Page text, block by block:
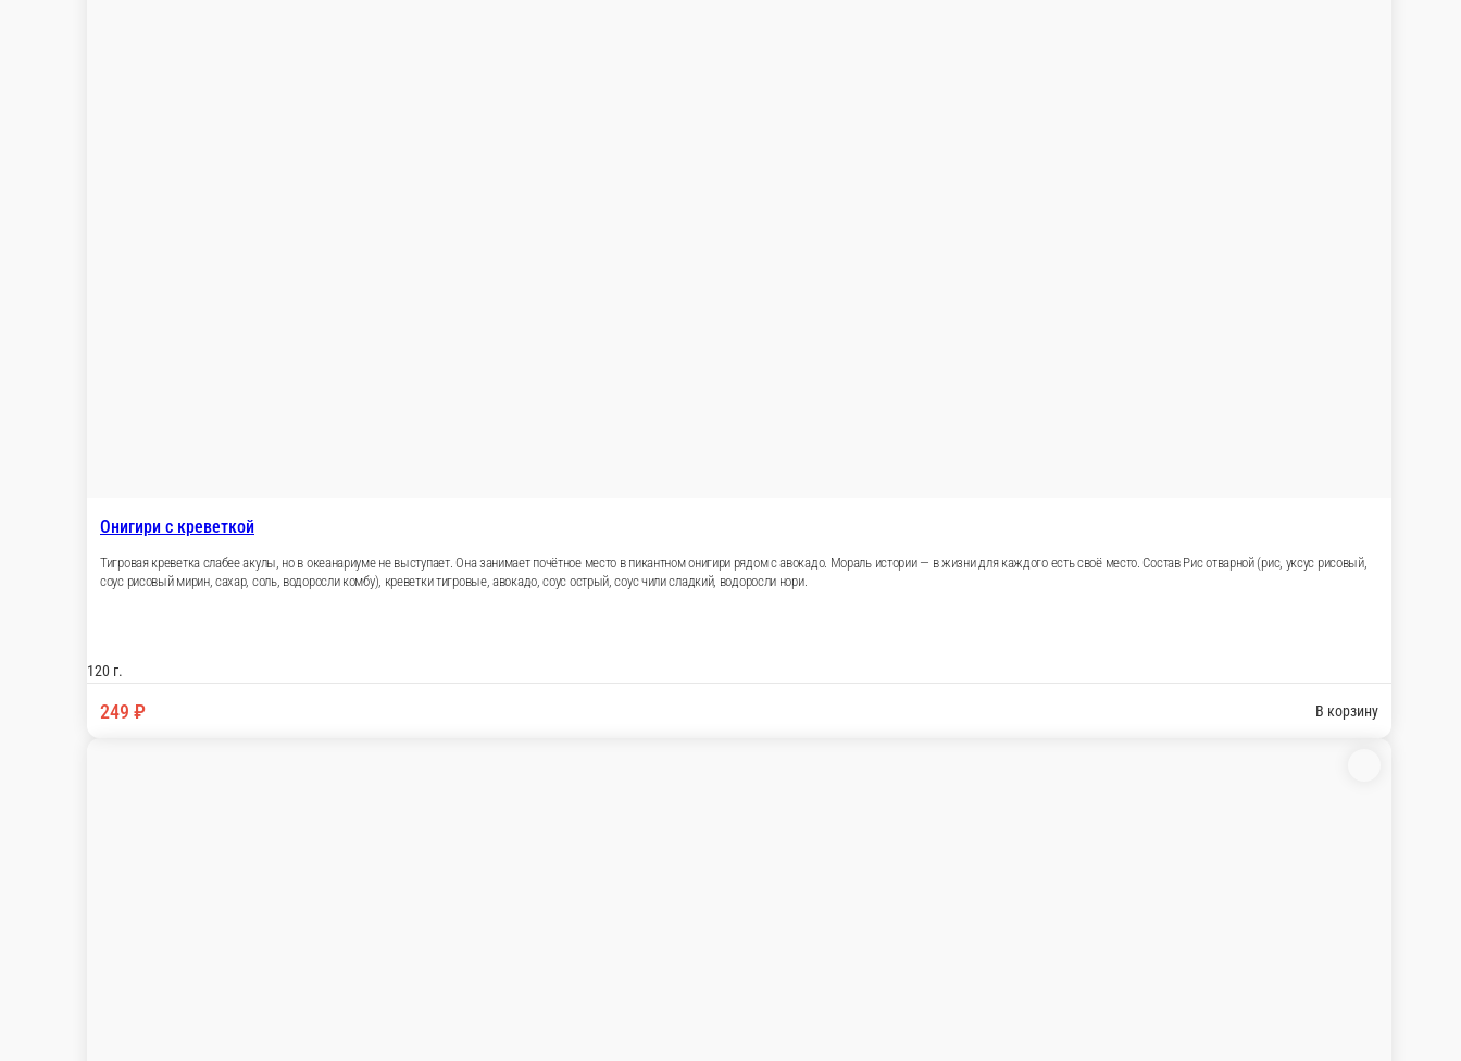
Онигири с креветкой
Тигровая креветка слабее акулы, но в океанариуме не выступает. Она занимает почётное место в пикантном онигири рядом с авокадо. Мораль истории — в жизни для каждого есть своё место. Состав Рис отварной (рис, уксус рисовый,
соус рисовый мирин, сахар, соль, водоросли комбу), креветки тигровые, авокадо, соус острый, соус чили сладкий, водоросли нори.
120 г.
249 ₽ В корзину